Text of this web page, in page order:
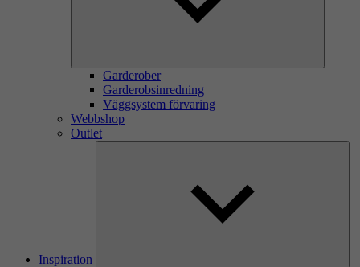
Garderober
Garderobsinredning
Väggsystem förvaring
Webbshop
Outlet
Inspiration